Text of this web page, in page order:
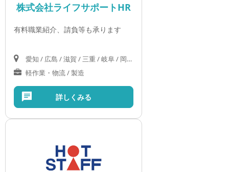
株式会社ライフサポートHR
有料職業紹介、請負等も承ります
愛知 / 広島 / 滋賀 / 三重 / 岐阜 / 岡山 / 山口 / 島根
軽作業・物流 / 製造
詳しくみる